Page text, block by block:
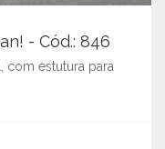
- Cód.: 846
com estutura para